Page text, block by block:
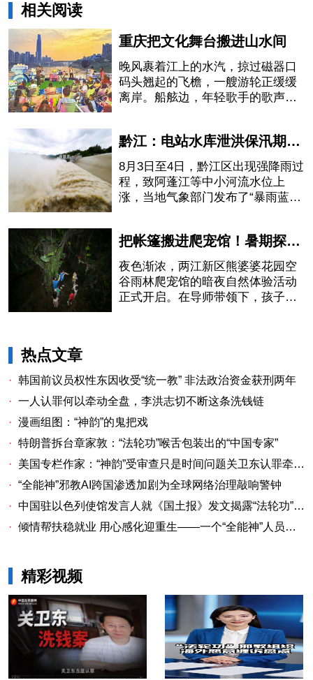
相关阅读
重庆把文化舞台搬进山水间
晚风裹着江上的水汽，掠过磁器口
码头翘起的飞檐，一艘游轮正缓缓
离岸。船舷边，年轻歌手的歌声刚
黔江：电站水库泄洪保汛期安全
8月3日至4日，黔江区出现强降雨过
程，致阿蓬江等中小河流水位上
涨，当地气象部门发布了“暴雨蓝色
把帐篷搬进爬宠馆！暑期探秘雨林暗夜精灵
夜色渐浓，两江新区熊婆婆花园空
谷雨林爬宠馆的暗夜自然体验活动
正式开启。在导师带领下，孩子们
热点文章
· 韩国前议员权性东因收受“统一教” 非法政治资金获刑两年
· 一人认罪何以牵动全盘，李洪志切不断这条洗钱链
· 漫画组图：“神韵”的鬼把戏
· 特朗普拆台章家敦：“法轮功”喉舌包装出的“中国专家”
·
美国专栏作家：“神韵”受审查只是时间问题关卫东认罪牵出与《大纪元时报》资金链条
· “全能神”邪教AI跨国渗透加剧为全球网络治理敲响警钟
· 中国驻以色列使馆发言人就《国土报》发文揭露“法轮功”邪教本质答记者问
· 倾情帮扶稳就业 用心感化迎重生——一个“全能神”人员的重生
精彩视频